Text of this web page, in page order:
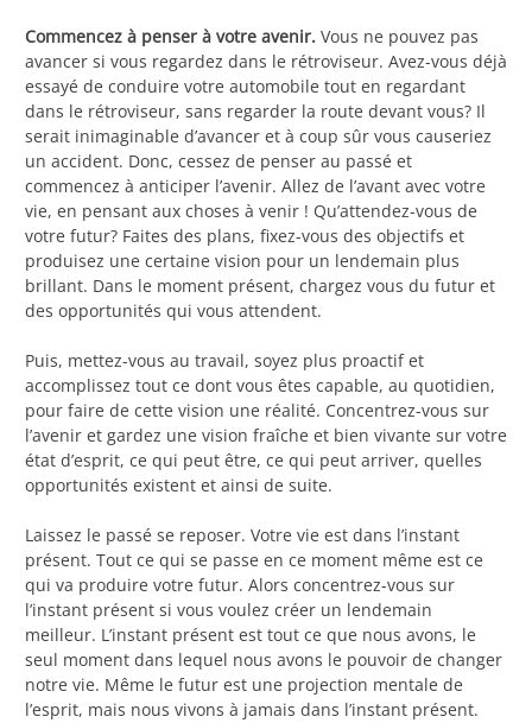
Commencez à penser à votre avenir. Vous ne pouvez pas
avancer si vous regardez dans le rétroviseur. Avez-vous déjà
essayé de conduire votre automobile tout en regardant
dans le rétroviseur, sans regarder la route devant vous? Il
serait inimaginable d’avancer et à coup sûr vous causeriez
un accident. Donc, cessez de penser au passé et
commencez à anticiper l’avenir. Allez de l’avant avec votre
vie, en pensant aux choses à venir ! Qu’attendez-vous de
votre futur? Faites des plans, fixez-vous des objectifs et
produisez une certaine vision pour un lendemain plus
brillant. Dans le moment présent, chargez vous du futur et
des opportunités qui vous attendent.
Puis, mettez-vous au travail, soyez plus proactif et
accomplissez tout ce dont vous êtes capable, au quotidien,
pour faire de cette vision une réalité. Concentrez-vous sur
l’avenir et gardez une vision fraîche et bien vivante sur votre
état d’esprit, ce qui peut être, ce qui peut arriver, quelles
opportunités existent et ainsi de suite.
Laissez le passé se reposer. Votre vie est dans l’instant
présent. Tout ce qui se passe en ce moment même est ce
qui va produire votre futur. Alors concentrez-vous sur
l’instant présent si vous voulez créer un lendemain
meilleur. L’instant présent est tout ce que nous avons, le
seul moment dans lequel nous avons le pouvoir de changer
notre vie. Même le futur est une projection mentale de
l’esprit, mais nous vivons à jamais dans l’instant présent.